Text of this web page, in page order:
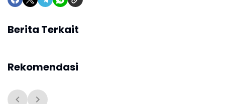
Berita Terkait
Rekomendasi